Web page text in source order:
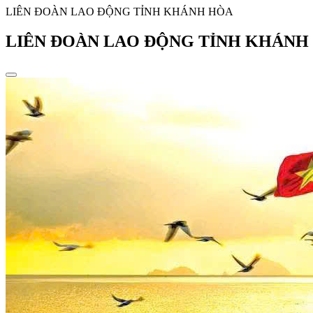
LIÊN ĐOÀN LAO ĐỘNG TỈNH KHÁNH HÒA
LIÊN ĐOÀN LAO ĐỘNG TỈNH KHÁNH